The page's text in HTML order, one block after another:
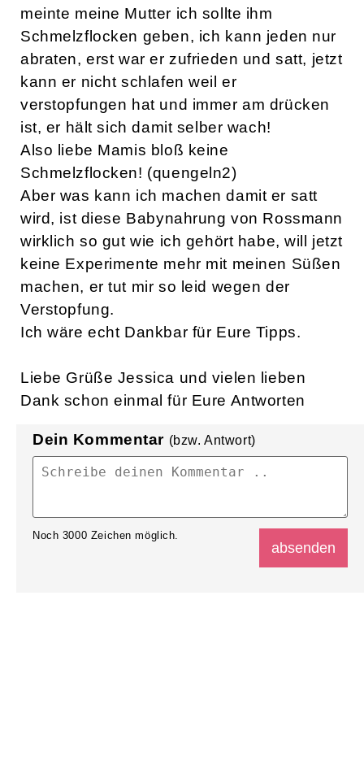
meinte meine Mutter ich sollte ihm
Schmelzflocken geben, ich kann jeden nur
abraten, erst war er zufrieden und satt, jetzt
kann er nicht schlafen weil er
verstopfungen hat und immer am drücken
ist, er hält sich damit selber wach!
Also liebe Mamis bloß keine
Schmelzflocken! (quengeln2)
Aber was kann ich machen damit er satt
wird, ist diese Babynahrung von Rossmann
wirklich so gut wie ich gehört habe, will jetzt
keine Experimente mehr mit meinen Süßen
machen, er tut mir so leid wegen der
Verstopfung.
Ich wäre echt Dankbar für Eure Tipps.
Liebe Grüße Jessica und vielen lieben
Dank schon einmal für Eure Antworten
Dein Kommentar (bzw. Antwort)
Noch 3000 Zeichen möglich.